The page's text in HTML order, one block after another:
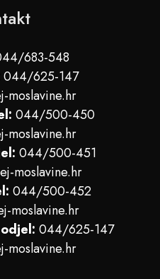
683-548
044/625-147
moslavine.hr
044/500-450
moslavine.hr
044/500-451
moslavine.hr
044/500-452
moslavine.hr
044/625-147
moslavine.hr